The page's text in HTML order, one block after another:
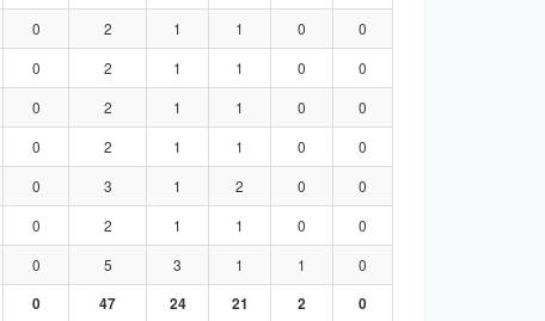
0 2 1 1 0
0
0 2 1 1 0
0
0 2 1 1 0
0
0 2 1 1 0
0
0 3 1 2 0
0
0 2 1 1 0
0
0 5 3 1 1
0
0 47 24 21 2 0